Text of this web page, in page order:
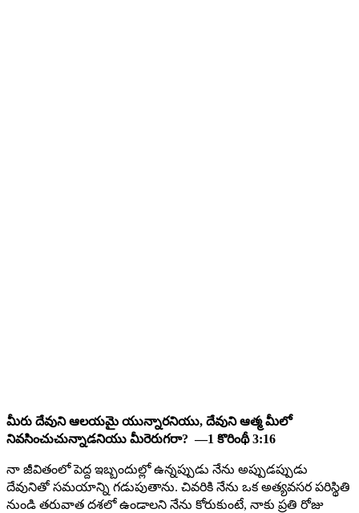
మీరు దేవుని ఆలయమై యున్నారనియు, దేవుని ఆత్మ మీలో
నివసించుచున్నాడనియు మీరెరుగరా? —1 కొరింథీ 3:16
నా జీవితంలో పెద్ద ఇబ్బందుల్లో ఉన్నప్పుడు నేను అప్పుడప్పుడు
దేవునితో సమయాన్ని గడుపుతాను. చివరికి నేను ఒక అత్యవసర పరిస్థితి
నుండి తరువాత దశలో ఉండాలని నేను కోరుకుంటే, నాకు ప్రతి రోజు